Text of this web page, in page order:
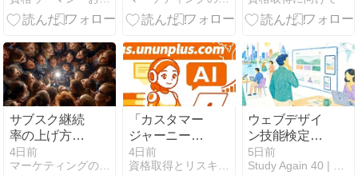
ン対応・料
底比較
取得お役立ち
サブスク継続
率の上げ方｜
ダークパター
ンにならない
4日前
マーケティングの現場で使えるAI・データ分析ノウハウの提供
「カスタマー
ジャーニー」
を描くリスキ
リング：顧客
4日前
資格取得とリスキリング Plus.ununplus.com
ウェブデザイ
ン技能検定3
級は40代未経
験でも取れ
5日前
Study Again 40 | 40代、勉強し直す人へ。